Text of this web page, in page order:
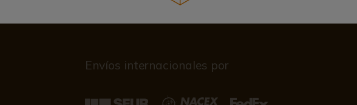
Envíos internacionales por